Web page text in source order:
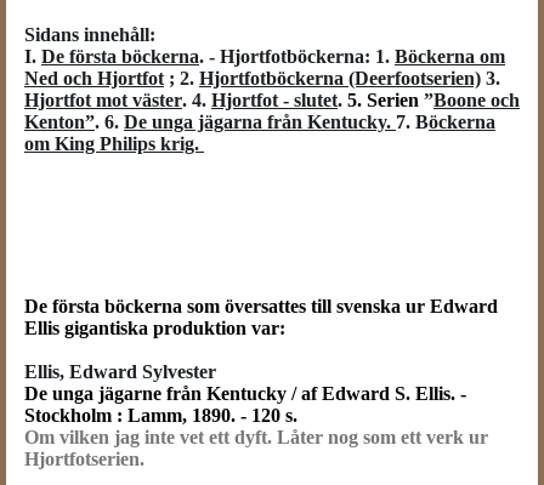
Sidans innehåll:
I. De första böckerna. - Hjortfotböckerna: 1. Böckerna om
Ned och Hjortfot ; 2. Hjortfotböckerna (Deerfootserien) 3.
Hjortfot mot väster. 4. Hjortfot - slutet. 5. Serien ”Boone och
Kenton”. 6. De unga jägarna från Kentucky. 7. Böckerna
om King Philips krig.
De första böckerna som översattes till svenska ur Edward
Ellis gigantiska produktion var:
Ellis, Edward Sylvester
De unga jägarne från Kentucky / af Edward S. Ellis. -
Stockholm : Lamm, 1890. - 120 s.
Om vilken jag inte vet ett dyft. Låter nog som ett verk ur
Hjortfotserien.